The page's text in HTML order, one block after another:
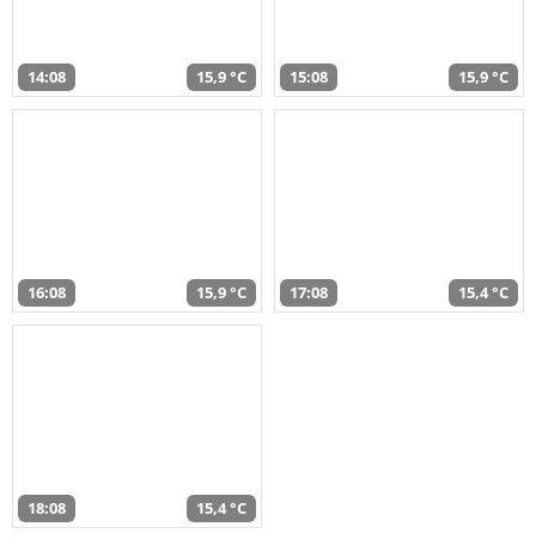
14:08 15,9 °C 15:08 15,9 °C
16:08 15,9 °C 17:08 15,4 °C
18:08 15,4 °C